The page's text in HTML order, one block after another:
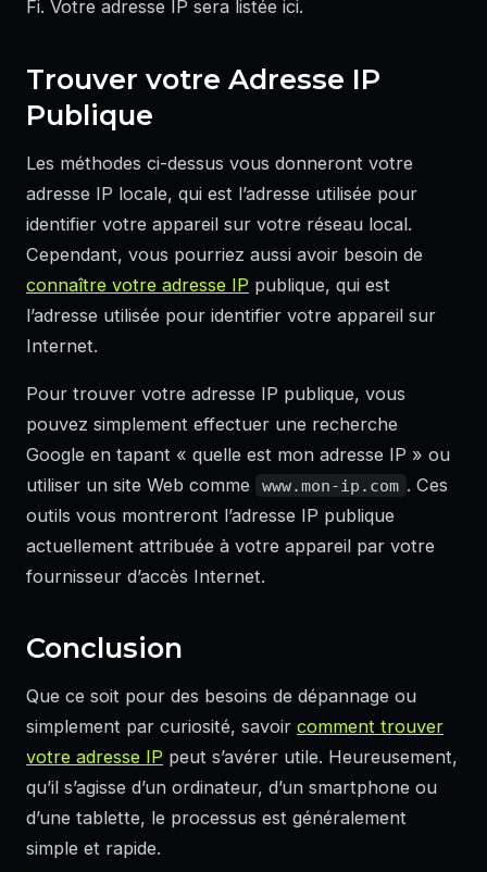
Fi. Votre adresse IP sera listée ici.
Trouver votre Adresse IP
Publique
Les méthodes ci-dessus vous donneront votre
adresse IP locale, qui est l’adresse utilisée pour
identifier votre appareil sur votre réseau local.
Cependant, vous pourriez aussi avoir besoin de
connaître votre adresse IP publique, qui est
l’adresse utilisée pour identifier votre appareil sur
Internet.
Pour trouver votre adresse IP publique, vous
pouvez simplement effectuer une recherche
Google en tapant « quelle est mon adresse IP » ou
utiliser un site Web comme
www.mon-ip.com . Ces
outils vous montreront l’adresse IP publique
actuellement attribuée à votre appareil par votre
fournisseur d’accès Internet.
Conclusion
Que ce soit pour des besoins de dépannage ou
simplement par curiosité, savoir comment trouver
votre adresse IP peut s’avérer utile. Heureusement,
qu’il s’agisse d’un ordinateur, d’un smartphone ou
d’une tablette, le processus est généralement
simple et rapide.